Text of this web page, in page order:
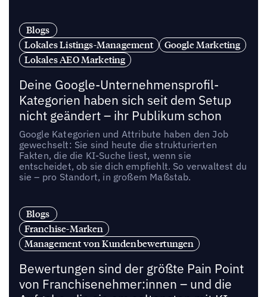
Blogs
Lokales Listings-Management
Google Marketing
Lokales AEO Marketing
Deine Google-Unternehmensprofil-
Kategorien haben sich seit dem Setup
nicht geändert – ihr Publikum schon
Google Kategorien und Attribute haben den Job
gewechselt: Sie sind heute die strukturierten
Fakten, die die KI-Suche liest, wenn sie
entscheidet, ob sie dich empfiehlt. So verwaltest du
sie – pro Standort, in großem Maßstab.
Blogs
Franchise-Marken
Management von Kundenbewertungen
Bewertungen sind der größte Pain Point
von Franchisenehmer:innen – und die